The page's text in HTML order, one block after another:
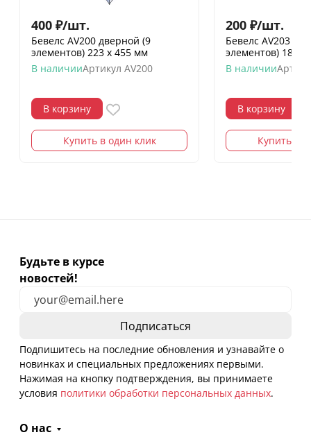
400 ₽/шт.
Бевелс AV200 дверной (9
элементов) 223 х 455 мм
В наличииАртикул AV200
В корзину
Купить в один клик
200 ₽/шт.
Бевелс AV203
элементов) 182
В наличии
В корзину
Купить в
Будьте в курсе
новостей!
Подпишитесь на последние обновления и узнавайте о
новинках и специальных предложениях первыми.
Нажимая на кнопку подтверждения, вы принимаете
условия политики обработки персональных данных.
О нас